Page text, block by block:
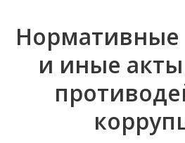
Нормативные
и иные